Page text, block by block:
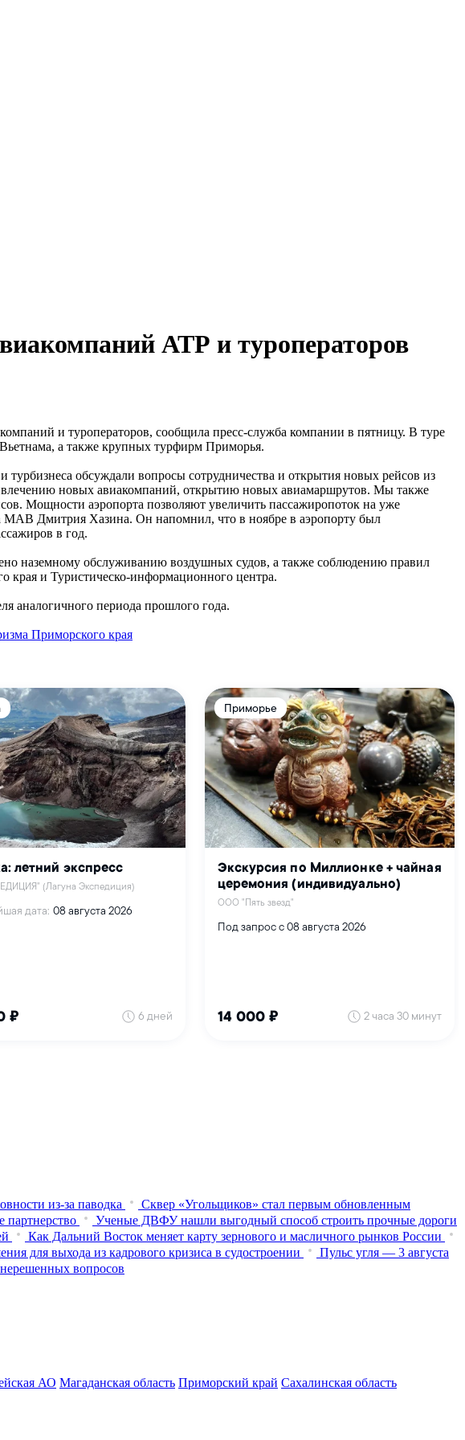
АТР и туроператоров
и туроператоров, сообщила пресс-служба компании в пятницу. В туре
а также крупных турфирм Приморья.
турбизнеса обсуждали вопросы сотрудничества и открытия новых рейсов из
новых авиакомпаний, открытию новых авиамаршрутов. Мы также
Мощности аэропорта позволяют увеличить пассажиропоток на уже
МАВ Дмитрия Хазина. Он напомнил, что в ноябре в аэропорту был
в год.
наземному обслуживанию воздушных судов, а также соблюдению правил
края и Туристическо-информационного центра.
аналогичного периода прошлого года.
Приморского края
из‑за паводка
Сквер «Угольщиков» стал первым обновленным
партнерство
Ученые ДВФУ нашли выгодный способ строить прочные дороги
Как Дальний Восток меняет карту зернового и масличного рынков России
для выхода из кадрового кризиса в судостроении
Пульс угля — 3 августа
вопросов
АО Магаданская область Приморский край Сахалинская область